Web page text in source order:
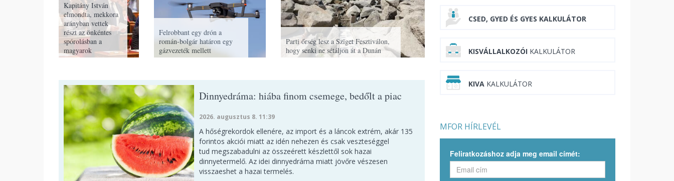
Kapitány István
elmondta, mekkora
arányban vettek
részt az önkéntes
spórolásban a
magyarok
Felrobbant egy drón a
román-bolgár határon egy
gázvezeték mellett
Parti őrség lesz a Sziget Fesztiválon,
hogy senki ne sétáljon át a Dunán
Dinnyedráma: hiába finom csemege, bedőlt a piac
2026. augusztus 8. 11:39
A hőségrekordok ellenére, az import és a láncok extrém, akár 135
forintos akciói miatt az idén nehezen és csak veszteséggel
tud megszabadulni az összeérett készlettől sok hazai
dinnyetermelő. Az idei dinnyedráma miatt jövőre vészesen
visszaeshet a hazai termelés.
CSED, GYED ÉS GYES KALKULÁTOR
KISVÁLLALKOZÓI KALKULÁTOR
KIVA KALKULÁTOR
MFOR HÍRLEVÉL
Feliratkozáshoz adja meg email címét: